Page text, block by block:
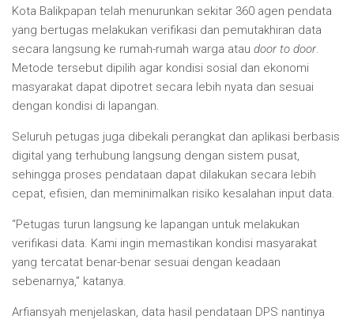
Kota Balikpapan telah menurunkan sekitar 360 agen pendata
yang bertugas melakukan verifikasi dan pemutakhiran data
secara langsung ke rumah-rumah warga atau door to door.
Metode tersebut dipilih agar kondisi sosial dan ekonomi
masyarakat dapat dipotret secara lebih nyata dan sesuai
dengan kondisi di lapangan.
Seluruh petugas juga dibekali perangkat dan aplikasi berbasis
digital yang terhubung langsung dengan sistem pusat,
sehingga proses pendataan dapat dilakukan secara lebih
cepat, efisien, dan meminimalkan risiko kesalahan input data.
“Petugas turun langsung ke lapangan untuk melakukan
verifikasi data. Kami ingin memastikan kondisi masyarakat
yang tercatat benar-benar sesuai dengan keadaan
sebenarnya,” katanya.
Arfiansyah menjelaskan, data hasil pendataan DPS nantinya